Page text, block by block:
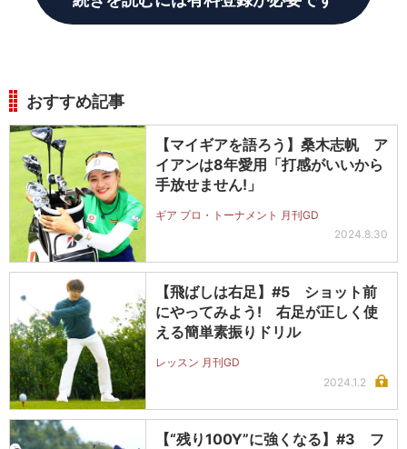
おすすめ記事
【マイギアを語ろう】桑木志帆 ア
イアンは8年愛用「打感がいいから
手放せません!」
ギア プロ・トーナメント 月刊GD
2024.8.30
【飛ばしは右足】#5 ショット前
にやってみよう! 右足が正しく使
える簡単素振りドリル
レッスン 月刊GD
2024.1.2
【“残り100Y”に強くなる】#3 フ